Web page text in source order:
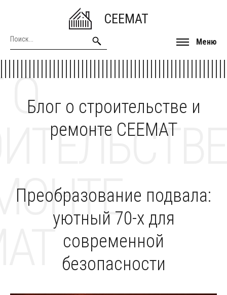
CEEMAT
Меню
Блог о строительстве и
ремонте CEEMAT
О
Преобразование подвала:
уютный 70-х для
современной
безопасности